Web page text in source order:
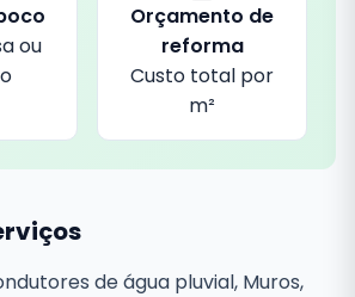
ou
Orçamento de
reforma
Custo total por
m²
de água pluvial, Muros,